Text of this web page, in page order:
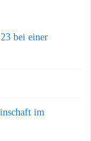
bei einer
im